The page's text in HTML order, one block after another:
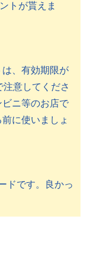
トが貰えま
、有効期限が
意してくださ
ニ等のお店で
に使いましょ
です。良かっ